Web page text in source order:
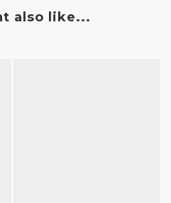
also like...